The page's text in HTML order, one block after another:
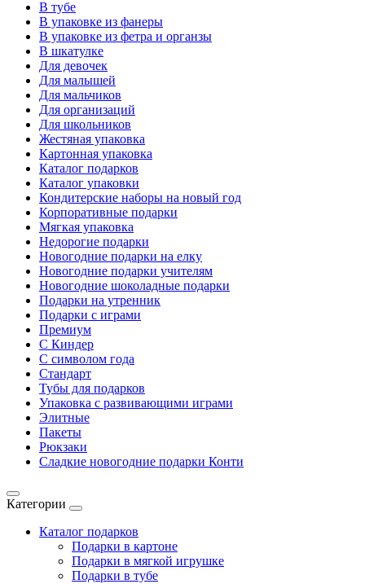
В тубе
В упаковке из фанеры
В упаковке из фетра и органзы
В шкатулке
Для девочек
Для малышей
Для мальчиков
Для организаций
Для школьников
Жестяная упаковка
Картонная упаковка
Каталог подарков
Каталог упаковки
Кондитерские наборы на новый год
Корпоративные подарки
Мягкая упаковка
Недорогие подарки
Новогодние подарки на елку
Новогодние подарки учителям
Новогодние шоколадные подарки
Подарки на утренник
Подарки с играми
Премиум
С Киндер
С символом года
Стандарт
Тубы для подарков
Упаковка с развивающими играми
Элитные
Пакеты
Рюкзаки
Сладкие новогодние подарки Конти
Категории
Каталог подарков
Подарки в картоне
Подарки в мягкой игрушке
Подарки в тубе